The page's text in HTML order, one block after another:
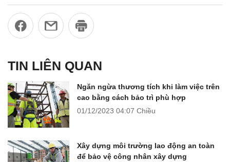
TIN LIÊN QUAN
Ngăn ngừa thương tích khi làm việc trên
cao bằng cách bảo trì phù hợp
01/12/2023 04:07 Chiều
Xây dựng môi trường lao động an toàn
để bảo vệ công nhân xây dựng